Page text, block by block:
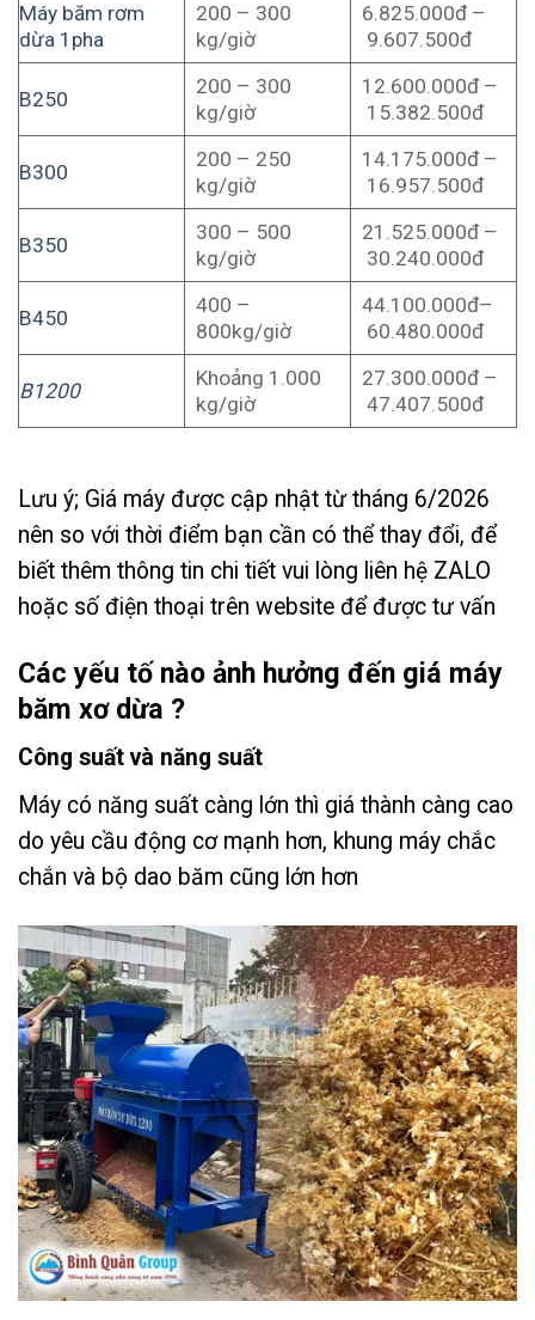
Máy băm rơm
dừa 1pha
200 – 300
kg/giờ
6.825.000đ –
9.607.500đ
B250
200 – 300
kg/giờ
12.600.000đ –
15.382.500đ
B300
200 – 250
kg/giờ
14.175.000đ –
16.957.500đ
B350
300 – 500
kg/giờ
21.525.000đ –
30.240.000đ
B450
400 –
800kg/giờ
44.100.000đ–
60.480.000đ
B1200
Khoảng 1.000
kg/giờ
27.300.000đ –
47.407.500đ
Lưu ý; Giá máy được cập nhật từ tháng 6/2026
nên so với thời điểm bạn cần có thể thay đổi, để
biết thêm thông tin chi tiết vui lòng liên hệ ZALO
hoặc số điện thoại trên website để được tư vấn
Các yếu tố nào ảnh hưởng đến giá máy
băm xơ dừa ?
Công suất và năng suất
Máy có năng suất càng lớn thì giá thành càng cao
do yêu cầu động cơ mạnh hơn, khung máy chắc
chắn và bộ dao băm cũng lớn hơn